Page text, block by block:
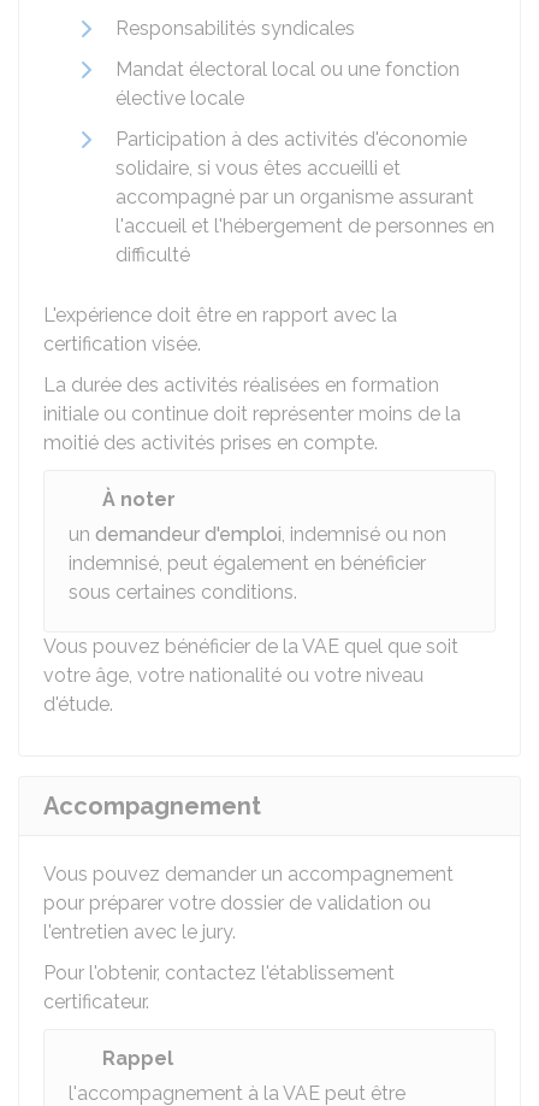
Responsabilités syndicales
Mandat électoral local ou une fonction
élective locale
Participation à des activités d'économie
solidaire, si vous êtes accueilli et
accompagné par un organisme assurant
l'accueil et l'hébergement de personnes en
difficulté
L'expérience doit être en rapport avec la
certification visée.
La durée des activités réalisées en formation
initiale ou continue doit représenter moins de la
moitié des activités prises en compte.
À noter
un demandeur d'emploi, indemnisé ou non
indemnisé, peut également en bénéficier
sous certaines conditions.
Vous pouvez bénéficier de la VAE quel que soit
votre âge, votre nationalité ou votre niveau
d'étude.
Accompagnement
Vous pouvez demander un accompagnement
pour préparer votre dossier de validation ou
l'entretien avec le jury.
Pour l'obtenir, contactez l'établissement
certificateur.
Rappel
l'accompagnement à la VAE peut être